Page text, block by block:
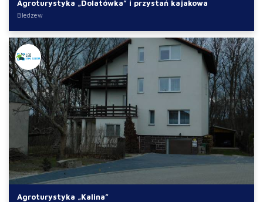
Agroturystyka „Dolatówka” i przystań kajakowa
Bledzew
Agroturystyka „Kalina”